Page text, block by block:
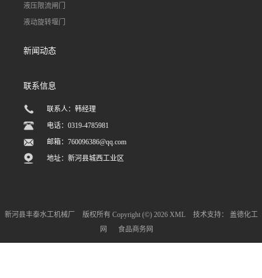
液压限流闸门
液动旋转堰门
新闻动态
联系信息
联系人：韩经理
电话：0319-4785981
邮箱：760096386@qq.com
地址：新河县城西工业区
新河县丰泰水工机械厂 版权所有 Copyright (©) 2026 XML 技术支持：
盖德化工
网
食品商务网